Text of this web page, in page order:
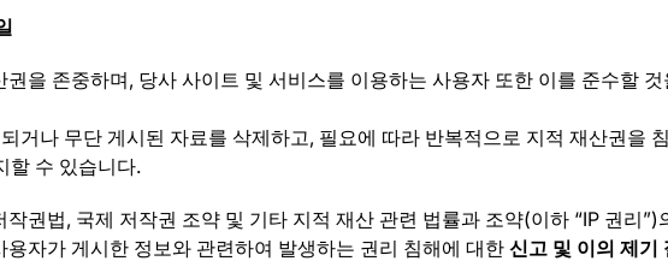
을 존중하며, 당사 사이트 및 서비스를 이용하는 사용자 또한 이를 준수할
거나 무단 게시된 자료를 삭제하고, 필요에 따라 반복적으로 지적 재산권을
할 수 있습니다.
권법, 국제 저작권 조약 및 기타 지적 재산 관련 법률과 조약(이하 “IP 권리”)
자가 게시한 정보와 관련하여 발생하는 권리 침해에 대한 신고 및 이의 제기